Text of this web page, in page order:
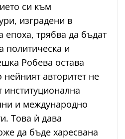
си към
изградени в
епоха, трябва да бъдат
политическа и
Робева остава
авторитет не
институционална
и международно
Това ѝ дава
да бъде харесвана